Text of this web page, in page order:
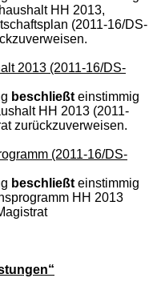
HH 2013,
(2011-16/DS-
2013 (2011-16/DS-
beschließt einstimmig
HH 2013 (2011-
zurückzuverweisen.
(2011-16/DS-
beschließt einstimmig
HH 2013